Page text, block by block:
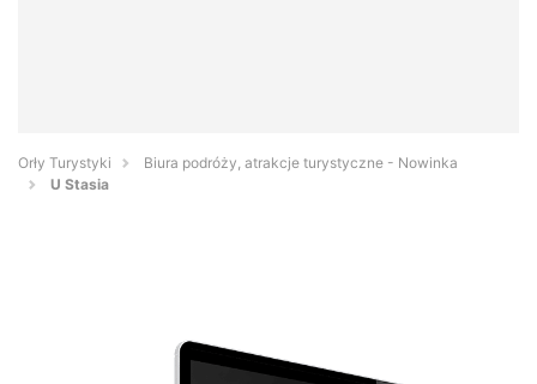
Orły Turystyki
Biura podróży, atrakcje turystyczne - Nowinka
U Stasia